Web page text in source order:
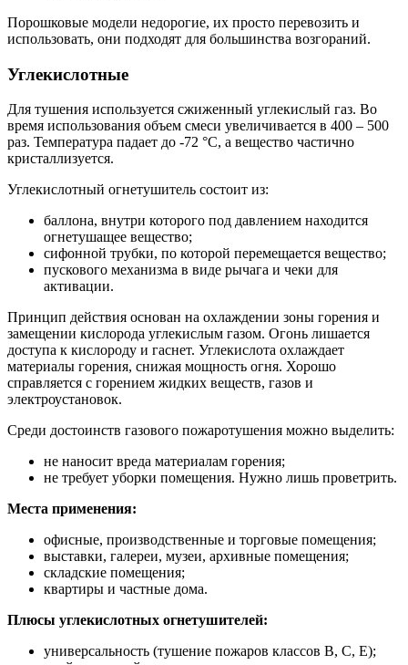
Порошковые модели недорогие, их просто перевозить и
использовать, они подходят для большинства возгораний.
Углекислотные
Для тушения используется сжиженный углекислый газ. Во
время использования объем смеси увеличивается в 400 – 500
раз. Температура падает до -72 °C, а вещество частично
кристаллизуется.
Углекислотный огнетушитель состоит из:
баллона, внутри которого под давлением находится
огнетушащее вещество;
сифонной трубки, по которой перемещается вещество;
пускового механизма в виде рычага и чеки для
активации.
Принцип действия основан на охлаждении зоны горения и
замещении кислорода углекислым газом. Огонь лишается
доступа к кислороду и гаснет. Углекислота охлаждает
материалы горения, снижая мощность огня. Хорошо
справляется с горением жидких веществ, газов и
электроустановок.
Среди достоинств газового пожаротушения можно выделить:
не наносит вреда материалам горения;
не требует уборки помещения. Нужно лишь проветрить.
Места применения:
офисные, производственные и торговые помещения;
выставки, галереи, музеи, архивные помещения;
складские помещения;
квартиры и частные дома.
Плюсы углекислотных огнетушителей:
универсальность (тушение пожаров классов B, C, E);